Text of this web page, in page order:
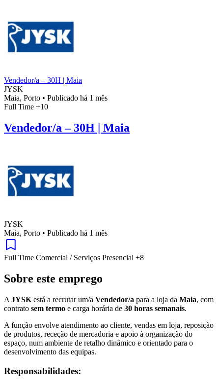
Vendedor/a – 30H | Maia
JYSK
Maia, Porto • Publicado há 1 mês
Full Time +10
Vendedor/a – 30H | Maia
JYSK
Maia, Porto • Publicado há 1 mês
Full Time Comercial / Serviços Presencial +8
Sobre este emprego
A JYSK está a recrutar um/a Vendedor/a para a loja da Maia, com
contrato sem termo e carga horária de 30 horas semanais.
A função envolve atendimento ao cliente, vendas em loja, reposição
de produtos, receção de mercadoria e apoio à organização do
espaço, num ambiente de retalho dinâmico e orientado para o
desenvolvimento das equipas.
Responsabilidades: